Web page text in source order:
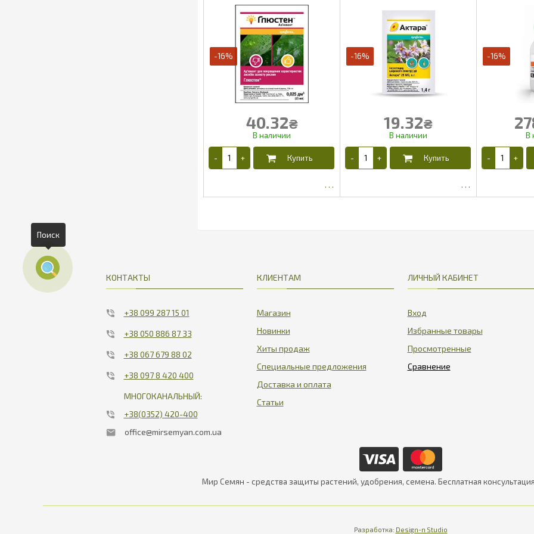
-16%
40.32₴
-16%
19.32₴
-16%
КОНТАКТЫ
+38 099 287 15 01
+38 050 886 87 33
+38 067 679 88 02
+38 097 8 420 400
МНОГОКАНАЛЬНЫЙ:
+38(0352) 420-400
office@mirsemyan.com.ua
КЛИЕНТАМ
Магазин
Новинки
Хиты продаж
Специальные предложения
Доставка и оплата
Статьи
ЛИЧНЫЙ КАБИНЕТ
Вход
Избранные товары
Просмотренные
Мир Семян - средства защиты растений, удобрения, семена. Бесплатная
Разработка: Design-n Studio
Поиск